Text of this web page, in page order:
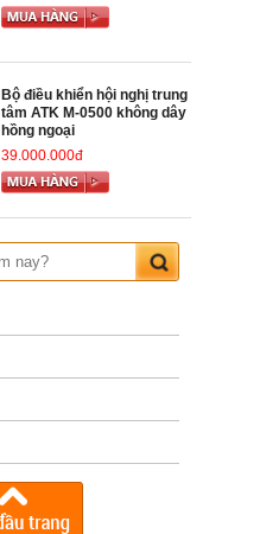
Bộ điều khiển hội nghị trung
tâm ATK M-0500 không dây
hồng ngoại
39.000.000đ